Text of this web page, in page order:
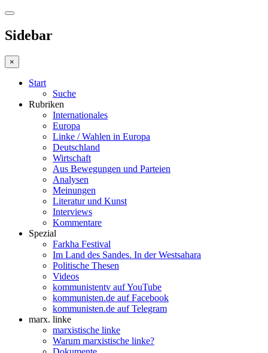
Sidebar
×
Start
Suche
Rubriken
Internationales
Europa
Linke / Wahlen in Europa
Deutschland
Wirtschaft
Aus Bewegungen und Parteien
Analysen
Meinungen
Literatur und Kunst
Interviews
Kommentare
Spezial
Farkha Festival
Im Land des Sandes. In der Westsahara
Politische Thesen
Videos
kommunistentv auf YouTube
kommunisten.de auf Facebook
kommunisten.de auf Telegram
marx. linke
marxistische linke
Warum marxistische linke?